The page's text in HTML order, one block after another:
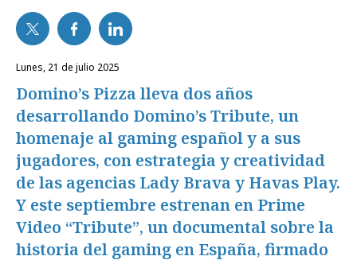
lunes, 21 de julio 2025
Domino’s Pizza lleva dos años
desarrollando Domino’s Tribute, un
homenaje al gaming español y a sus
jugadores, con estrategia y creatividad
de las agencias Lady Brava y Havas Play.
Y este septiembre estrenan en Prime
Video “Tribute”, un documental sobre la
historia del gaming en España, firmado